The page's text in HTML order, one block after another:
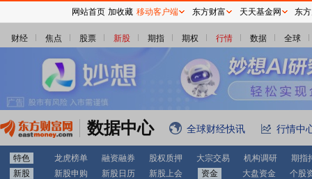
财经 焦点 股票 新股 期指 期权 行情 数据 全球
数据中心 全球财经快讯 行情中
特色 龙虎榜单 融资融券 股权质押 大宗交易 机构调研
期指
新股
新股申购 新股日历 新股上会 资金 大盘资金 个股
网站首页 加收藏 移动客户端 东方财富 天天基金网 东